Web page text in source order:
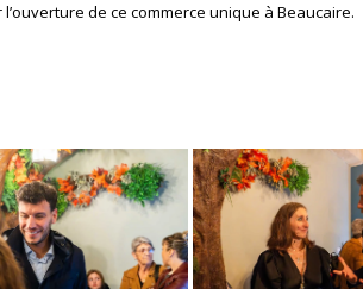
de ce commerce unique à Beaucaire.